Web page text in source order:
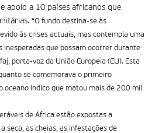
apoio a 10 países africanos que
“O fundo destina-se às
às crises actuais, mas contempla uma
que possam ocorrer durante
porta-voz da União Europeia (EU). Esta
se comemorava o primeiro
oceano índico que matou mais de 200 mil
de África estão expostas a
seca, as cheias, as infestações de